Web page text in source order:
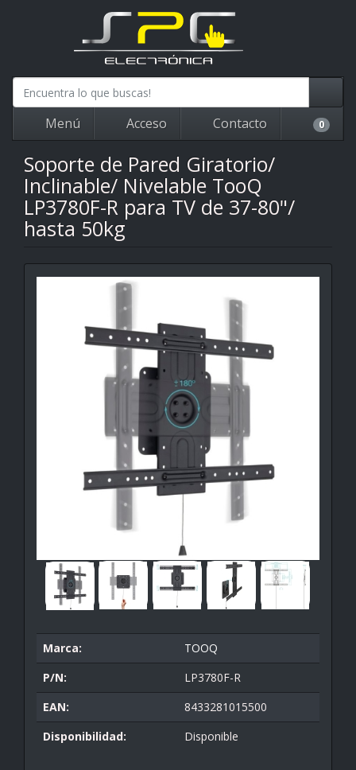
Menú Acceso Contacto 0
Soporte de Pared Giratorio/
Inclinable/ Nivelable TooQ
LP3780F-R para TV de 37-80"/
hasta 50kg
Marca:
TOOQ
P/N:
LP3780F-R
EAN:
8433281015500
Disponibilidad:
Disponible